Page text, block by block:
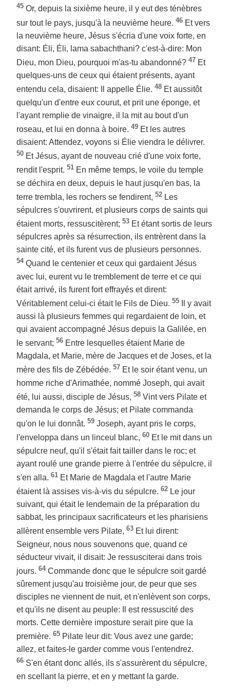
45 Or, depuis la sixième heure, il y eut des ténèbres
sur tout le pays, jusqu'à la neuvième heure. 46 Et vers
la neuvième heure, Jésus s'écria d'une voix forte, en
disant: Éli, Éli, lama sabachthani? c'est-à-dire: Mon
Dieu, mon Dieu, pourquoi m'as-tu abandonné? 47 Et
quelques-uns de ceux qui étaient présents, ayant
entendu cela, disaient: Il appelle Élie. 48 Et aussitôt
quelqu'un d'entre eux courut, et prit une éponge, et
l'ayant remplie de vinaigre, il la mit au bout d'un
roseau, et lui en donna à boire. 49 Et les autres
disaient: Attendez, voyons si Élie viendra le délivrer.
50 Et Jésus, ayant de nouveau crié d'une voix forte,
rendit l'esprit. 51 En même temps, le voile du temple
se déchira en deux, depuis le haut jusqu'en bas, la
terre trembla, les rochers se fendirent, 52 Les
sépulcres s'ouvrirent, et plusieurs corps de saints qui
étaient morts, ressuscitèrent; 53 Et étant sortis de leurs
sépulcres après sa résurrection, ils entrèrent dans la
sainte cité, et ils furent vus de plusieurs personnes.
54 Quand le centenier et ceux qui gardaient Jésus
avec lui, eurent vu le tremblement de terre et ce qui
était arrivé, ils furent fort effrayés et dirent:
Véritablement celui-ci était le Fils de Dieu. 55
Il y avait
aussi là plusieurs femmes qui regardaient de loin, et
qui avaient accompagné Jésus depuis la Galilée, en
le servant; 56 Entre lesquelles étaient Marie de
Magdala, et Marie, mère de Jacques et de Joses, et la
mère des fils de Zébédée. 57 Et le soir étant venu, un
homme riche d'Arimathée, nommé Joseph, qui avait
été, lui aussi, disciple de Jésus, 58 Vint vers Pilate et
demanda le corps de Jésus; et Pilate commanda
qu'on le lui donnât. 59 Joseph, ayant pris le corps,
l'enveloppa dans un linceul blanc, 60 Et le mit dans un
sépulcre neuf, qu'il s'était fait tailler dans le roc; et
ayant roulé une grande pierre à l'entrée du sépulcre, il
s'en alla. 61 Et Marie de Magdala et l'autre Marie
étaient là assises vis-à-vis du sépulcre. 62 Le jour
suivant, qui était le lendemain de la préparation du
sabbat, les principaux sacrificateurs et les pharisiens
allèrent ensemble vers Pilate, 63 Et lui dirent:
Seigneur, nous nous souvenons que, quand ce
séducteur vivait, il disait: Je ressusciterai dans trois
jours. 64 Commande donc que le sépulcre soit gardé
sûrement jusqu'au troisième jour, de peur que ses
disciples ne viennent de nuit, et n'enlèvent son corps,
et qu'ils ne disent au peuple: Il est ressuscité des
morts. Cette dernière imposture serait pire que la
première. 65 Pilate leur dit: Vous avez une garde;
allez, et faites-le garder comme vous l'entendrez.
66 S'en étant donc allés, ils s'assurèrent du sépulcre,
en scellant la pierre, et en y mettant la garde.